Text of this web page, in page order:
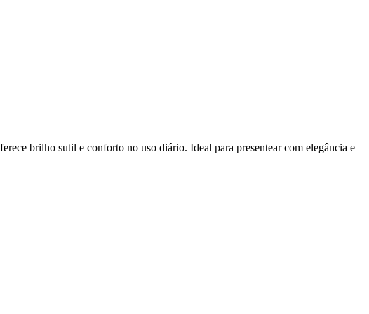
brilho sutil e conforto no uso diário. Ideal para presentear com elegância e